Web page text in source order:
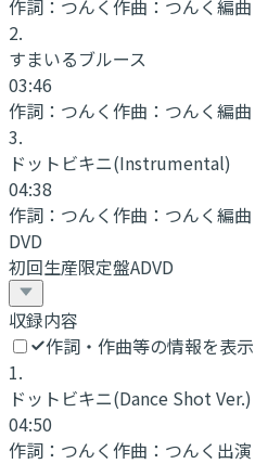
作詞： つんく 作曲： つんく 編曲
2.
すまいるブルース
03:46
作詞： つんく 作曲： つんく 編曲
3.
ドットビキニ(Instrumental)
04:38
作詞： つんく 作曲： つんく 編曲
DVD
初回生産限定盤ADVD
収録内容
作詞・作曲等の情報を表
1.
ドットビキニ(Dance Shot Ver.)
04:50
作詞： つんく 作曲： つんく 出演